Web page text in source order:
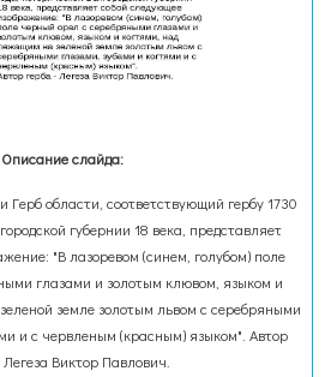
Описание слайда:
Герб области, соответствующий гербу 1730
губернии 18 века, представляет
"В лазоревом (синем, голубом) поле
глазами и золотым клювом, языком и
земле золотым львом с серебряными
и с червленым (красным) языком". Автор
Легеза Виктор Павлович.